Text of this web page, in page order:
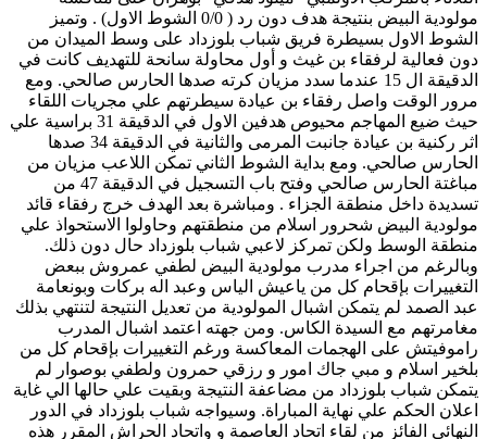
مولودية البيض بنتيجة هدف دون رد ( 0/0 الشوط الاول) . وتميز
الشوط الاول بسيطرة فريق شباب بلوزداد على وسط الميدان من
دون فعالية لرفقاء بن غيث و أول محاولة سانحة للتهديف كانت في
الدقيقة ال 15 عندما سدد مزيان كرته صدها الحارس صالحي. ومع
مرور الوقت واصل رفقاء بن عيادة سيطرتهم علي مجريات اللقاء
حيث ضيع المهاجم محيوص هدفين الاول في الدقيقة 31 براسية علي
اثر ركنية بن عيادة جانبت المرمى والثانية في الدقيقة 34 صدها
الحارس صالحي. ومع بداية الشوط الثاني تمكن اللاعب مزيان من
مباغتة الحارس صالحي وفتح باب التسجيل في الدقيقة 47 من
تسديدة داخل منطقة الجزاء . ومباشرة بعد الهدف خرج رفقاء قائد
مولودية البيض شحرور اسلام من منطقتهم وحاولوا الاستحواذ علي
منطقة الوسط ولكن تمركز لاعبي شباب بلوزداد حال دون ذلك.
وبالرغم من اجراء مدرب مولودية البيض لطفي عمروش ببعض
التغييرات بإقحام كل من ياعيش الياس وعبد اله بركات وبونعامة
عبد الصمد لم يتمكن اشبال المولودية من تعديل النتيجة لتنتهي بذلك
مغامرتهم مع السيدة الكاس. ومن جهته اعتمد اشبال المدرب
راموفيتش على الهجمات المعاكسة ورغم التغييرات بإقحام كل من
بلخير اسلام و مبي جاك امور و رزقي حمرون ولطفي بوصوار لم
يتمكن شباب بلوزداد من مضاعفة النتيجة وبقيت علي حالها الي غاية
اعلان الحكم علي نهاية المباراة. وسيواجه شباب بلوزداد في الدور
النهائي الفائز من لقاء اتحاد العاصمة و واتحاد الحراش المقرر هذه